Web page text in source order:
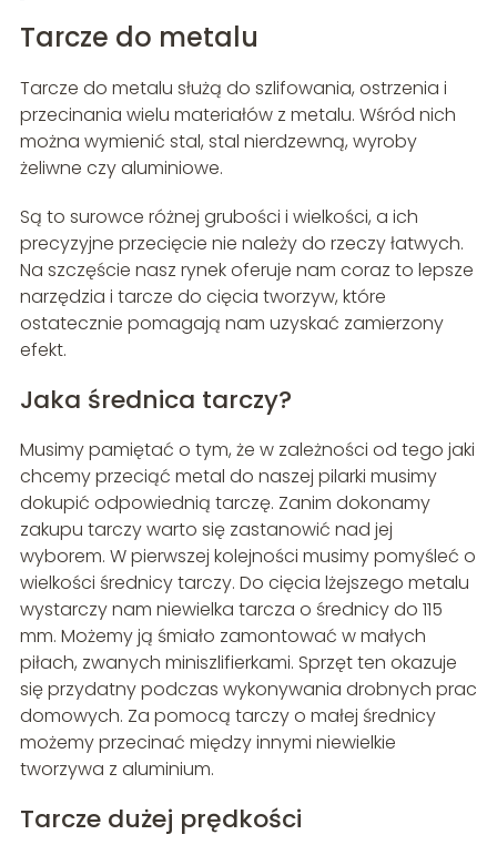
Tarcze do metalu
Tarcze do metalu służą do szlifowania, ostrzenia i
przecinania wielu materiałów z metalu. Wśród nich
można wymienić stal, stal nierdzewną, wyroby
żeliwne czy aluminiowe.
Są to surowce różnej grubości i wielkości, a ich
precyzyjne przecięcie nie należy do rzeczy łatwych.
Na szczęście nasz rynek oferuje nam coraz to lepsze
narzędzia i tarcze do cięcia tworzyw, które
ostatecznie pomagają nam uzyskać zamierzony
efekt.
Jaka średnica tarczy?
Musimy pamiętać o tym, że w zależności od tego jaki
chcemy przeciąć metal do naszej pilarki musimy
dokupić odpowiednią tarczę. Zanim dokonamy
zakupu tarczy warto się zastanowić nad jej
wyborem. W pierwszej kolejności musimy pomyśleć o
wielkości średnicy tarczy. Do cięcia lżejszego metalu
wystarczy nam niewielka tarcza o średnicy do 115
mm. Możemy ją śmiało zamontować w małych
piłach, zwanych miniszlifierkami. Sprzęt ten okazuje
się przydatny podczas wykonywania drobnych prac
domowych. Za pomocą tarczy o małej średnicy
możemy przecinać między innymi niewielkie
tworzywa z aluminium.
Tarcze dużej prędkości